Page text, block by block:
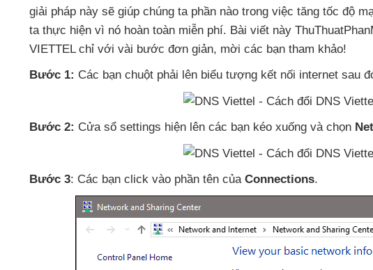
giải pháp này sẽ giúp chúng ta phần nào trong việc tăng tốc độ
ta thực hiện vì nó hoàn toàn miễn phí. Bài viết này
VIETTEL chỉ với vài bước đơn giản, mời các bạn tham khảo!
Bước 1: Các bạn chuột phải lên biểu tượng kết nối internet sau
Bước 2: Cửa sổ settings hiện lên các bạn kéo xuống và chọn
Bước 3: Các bạn click vào phần tên của Connections.